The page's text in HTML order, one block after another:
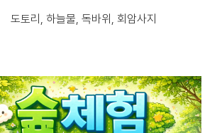
도토리, 하늘물, 독바위, 회암사지